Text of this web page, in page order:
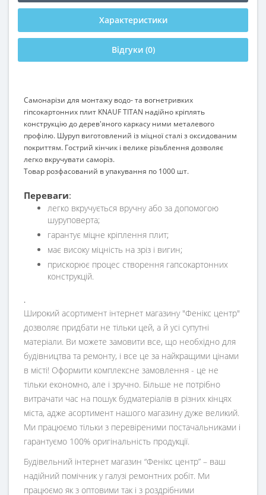
Характеристики
Відгуки (0)
Самонарізи для монтажу водо- та вогнетривких
гіпсокартонних плит KNAUF TITAN надійно кріплять
конструкцію до дерев'яного каркасу ними металевого
профілю. Шуруп виготовлений із міцної сталі з оксидованим
покриттям. Гострий кінчик і велике різьблення дозволяє
легко вкручувати саморіз.
Товар розфасований в упакування по 1000 шт.
Переваги:
легко вкручується вручну або за допомогою
шуруповерта;
гарантує міцне кріплення плит;
має високу міцність на зріз і вигин;
прискорює процес створення гапсокартонних
конструкцій.
.
Широкий асортимент інтернет магазину "Фенікс центр"
дозволяє придбати не тільки цей, а й усі супутні
матеріали. Ви можете замовити все, що необхідно для
будівництва та ремонту, і все це за найкращими цінами
в місті! Оформити комплексне замовлення - це не
тільки економно, але і зручно. Більше не потрібно
витрачати час на пошук будматеріалів в різних кінцях
міста, адже асортимент нашого магазину дуже великий.
Ми працюємо тільки з перевіреними постачальниками і
гарантуємо 100% оригінальність продукції.
Будівельний інтернет магазин “Фенікс центр” – ваш
надійний помічник у галузі ремонтних робіт. Ми
працюємо як з оптовими так і з роздрібними